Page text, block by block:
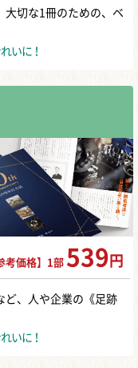
大切な1冊のための、ベ
いに！
考価格】1部 539 円
ど、人や企業の《足跡
いに！